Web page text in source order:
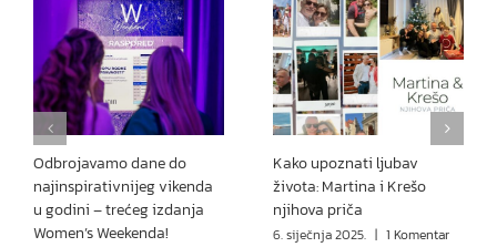
Odbrojavamo dane do
najinspirativnijeg vikenda
u godini – trećeg izdanja
Women’s Weekenda!
Kako upoznati ljubav
života: Martina i Krešo
njihova priča
6. siječnja 2025. | 1 Komentar